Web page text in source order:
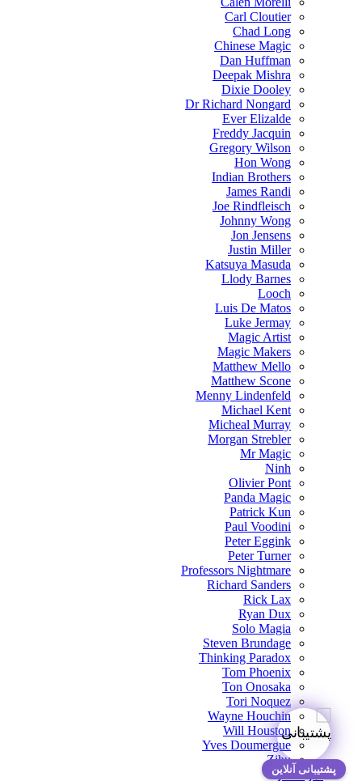
Carl Cloutier
Chad Long
Chinese Magic
Dan Huffman
Deepak Mishra
Dixie Dooley
Dr Richard Nongard
Ever Elizalde
Freddy Jacquin
Gregory Wilson
Hon Wong
Indian Brothers
James Randi
Joe Rindfleisch
Johnny Wong
Jon Jensens
Justin Miller
Katsuya Masuda
Llody Barnes
Looch
Luis De Matos
Luke Jermay
Magic Artist
Magic Makers
Matthew Mello
Matthew Scone
Menny Lindenfeld
Michael Kent
Micheal Murray
Morgan Strebler
Mr Magic
Ninh
Olivier Pont
Panda Magic
Patrick Kun
Paul Voodini
Peter Eggink
Peter Turner
Professors Nightmare
Richard Sanders
Rick Lax
Ryan Dux
Solo Magia
Steven Brundage
Thinking Paradox
Tom Phoenix
Ton Onosaka
Tori Noquez
Wayne Houchin
Will Houston
Yves Doumergue
Zihu
نمونه کار
پشتیبانی آنلاین